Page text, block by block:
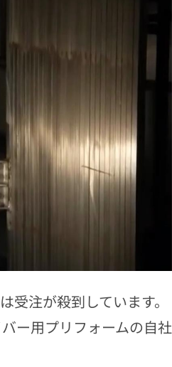
注が殺到しています。
ー用プリフォームの自社